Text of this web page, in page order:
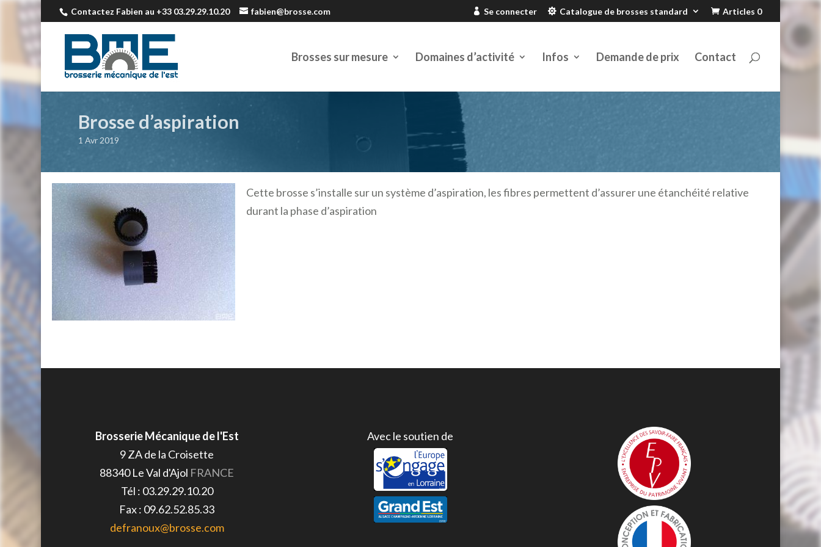
Contactez Fabien au +33 03.29.29.10.20 fabien@brosse.com Se connecter Catalogue de brosses standard Articles 0
Brosses sur mesure Domaines d’activité Infos Demande de prix Contact
Brosse d’aspiration
1 Avr 2019
Cette brosse s’installe sur un système d’aspiration, les fibres permettent d’assurer une étanchéité relative
durant la phase d’aspiration
Brosserie Mécanique de l'Est
9 ZA de la Croisette
88340 Le Val d'Ajol FRANCE
Tél : 03.29.29.10.20
Fax : 09.62.52.85.33
defranoux@brosse.com
Avec le soutien de